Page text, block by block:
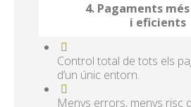
4. Pagaments
i eficients
Control total de tots els
d’un únic entorn.
Menys errors, menys risc